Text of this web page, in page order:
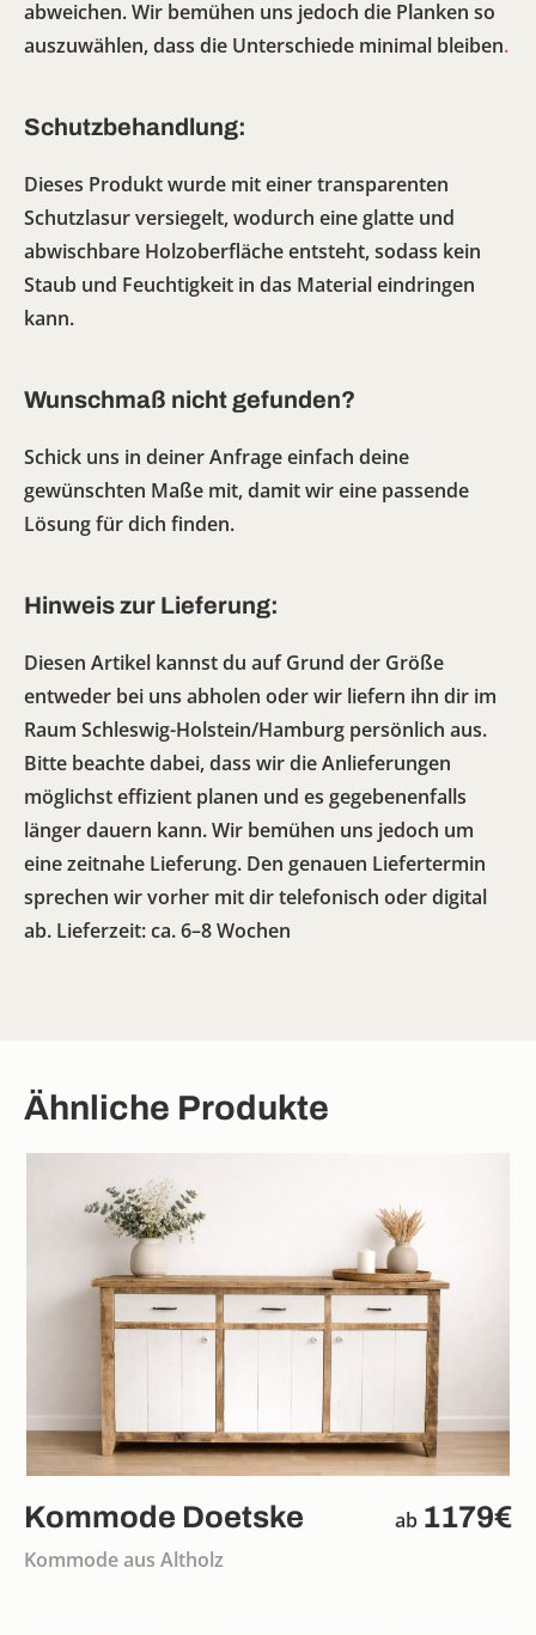
abweichen. Wir bemühen uns jedoch die Planken so
auszuwählen, dass die Unterschiede minimal bleiben.
Schutzbehandlung:
Dieses Produkt wurde mit einer transparenten
Schutzlasur versiegelt, wodurch eine glatte und
abwischbare Holzoberfläche entsteht, sodass kein
Staub und Feuchtigkeit in das Material eindringen
kann.
Wunschmaß nicht gefunden?
Schick uns in deiner Anfrage einfach deine
gewünschten Maße mit, damit wir eine passende
Lösung für dich finden.
Hinweis zur Lieferung:
Diesen Artikel kannst du auf Grund der Größe
entweder bei uns abholen oder wir liefern ihn dir im
Raum Schleswig-Holstein/Hamburg persönlich aus.
Bitte beachte dabei, dass wir die Anlieferungen
möglichst effizient planen und es gegebenenfalls
länger dauern kann. Wir bemühen uns jedoch um
eine zeitnahe Lieferung. Den genauen Liefertermin
sprechen wir vorher mit dir telefonisch oder digital
ab. Lieferzeit: ca. 6–8 Wochen
Ähnliche Produkte
Kommode Doetske ab 1179€
Kommode aus Altholz